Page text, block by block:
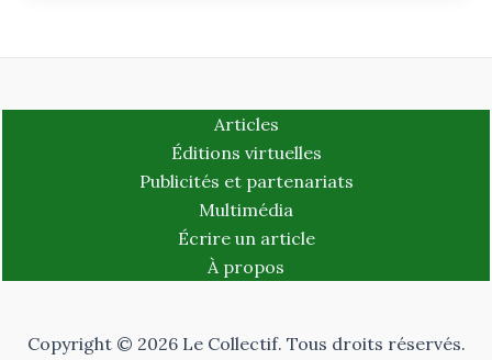
Articles
Éditions virtuelles
Publicités et partenariats
Multimédia
Écrire un article
À propos
Copyright © 2026 Le Collectif. Tous droits réservés.